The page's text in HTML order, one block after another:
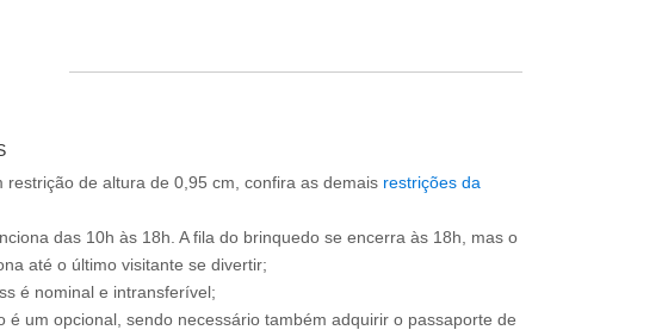
restrição de altura de 0,95 cm, confira as demais restrições da
das 10h às 18h. A fila do brinquedo se encerra às 18h, mas o
até o último visitante se divertir;
é nominal e intransferível;
é um opcional, sendo necessário também adquirir o passaporte de